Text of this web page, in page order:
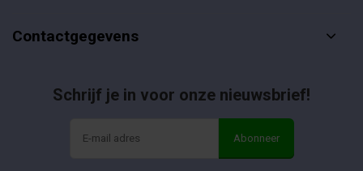
Contactgegevens
Schrijf je in voor onze nieuwsbrief!
Abonneer